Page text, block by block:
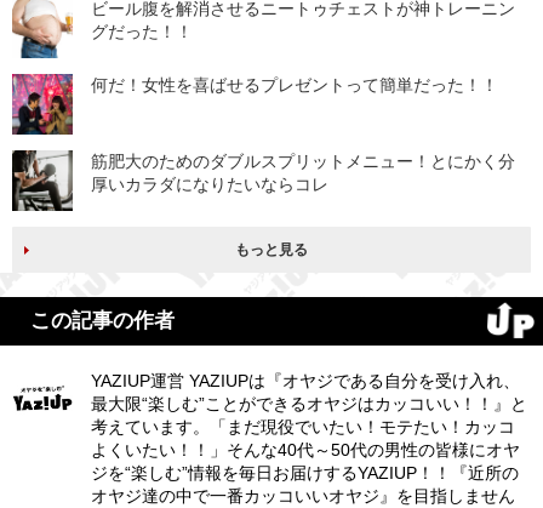
ビール腹を解消させるニートゥチェストが神トレーニン
グだった！！
何だ！女性を喜ばせるプレゼントって簡単だった！！
筋肥大のためのダブルスプリットメニュー！とにかく分
厚いカラダになりたいならコレ
もっと見る
この記事の作者
YAZIUP運営 YAZIUPは『オヤジである自分を受け入れ、
最大限“楽しむ”ことができるオヤジはカッコいい！！』と
考えています。「まだ現役でいたい！モテたい！カッコ
よくいたい！！」そんな40代～50代の男性の皆様にオヤ
ジを“楽しむ”情報を毎日お届けするYAZIUP！！『近所の
オヤジ達の中で一番カッコいいオヤジ』を目指しません